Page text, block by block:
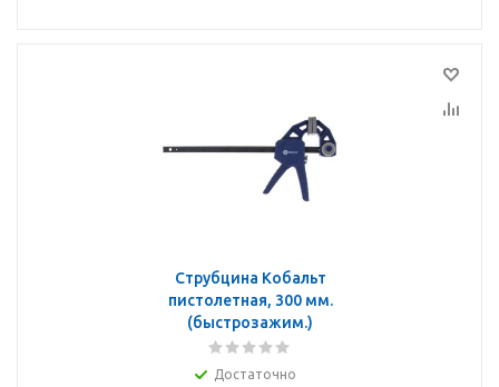
Струбцина Кобальт
пистолетная, 300 мм.
(быстрозажим.)
Достаточно